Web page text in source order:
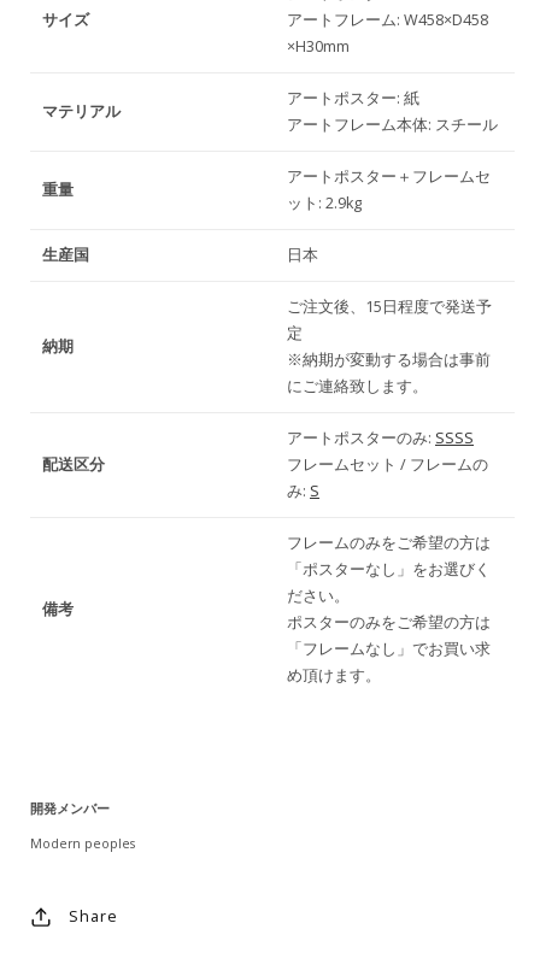
ア
ト
ス
の
数
量
を
増
や
す
サイズ
アートフレーム: W458×D458
×H30mm
マテリアル
アートポスター: 紙
アートフレーム本体: スチール
重量
アートポスター＋フレームセ
ット: 2.9kg
生産国 日本
納期
ご注文後、15日程度で発送予
定
※納期が変動する場合は事前
にご連絡致します。
配送区分
アートポスターのみ: SSSS
フレームセット / フレームの
み: S
備考
フレームのみをご希望の方は
「ポスターなし」をお選びく
ださい。
ポスターのみをご希望の方は
「フレームなし」でお買い求
め頂けます。
開発メンバー
Modern peoples
Share